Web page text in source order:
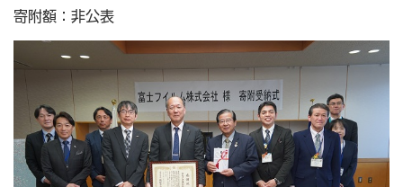
寄附額：非公表